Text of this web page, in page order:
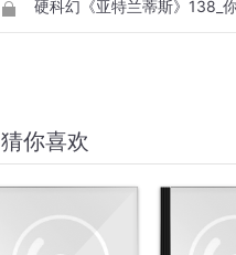
硬科幻《亚特兰蒂斯》138_
猜你喜欢